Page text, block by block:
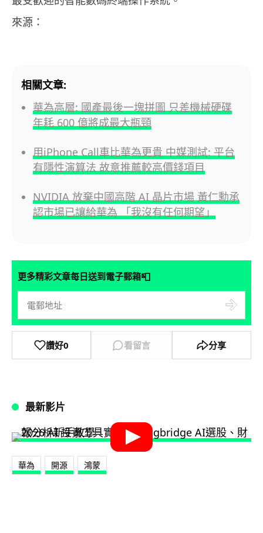
來源：
相關文章:
華為高層: 國產最後一塊拼圖 只差機械硬碟
年耗 600 億將成最大瓶頸
用iPhone Call車比華為更貴 中媒測試: 平台
有隱性演算法 故意推薦較高價錢項目
NVIDIA 放棄中國高階 AI 晶片市場 黃仁勳承
認市場已讓給華為 「我沒有任何期望」
更多精彩文章每日送到電子郵箱📮
讚好0 看留言 分享
最新影片
華為 開源 鴻蒙